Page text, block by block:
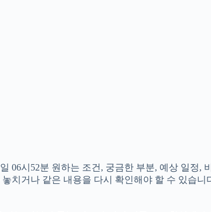
06시52분 원하는 조건, 궁금한 부분, 예상 일정,
치거나 같은 내용을 다시 확인해야 할 수 있습니